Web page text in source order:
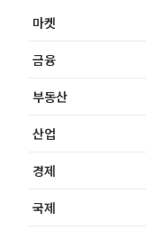
마켓
금융
부동산
산업
경제
국제